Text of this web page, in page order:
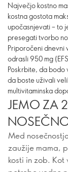
Največjo kostno
kostna gostota
upočasnjevati – to
presegati tvorbo
Priporočeni dnevni
odrasli 950 mg
Poskrbite, da bodo
da boste uživali
multivitaminska
JEMO ZA
Med
zaužije mama,
kosti in zob. Kot